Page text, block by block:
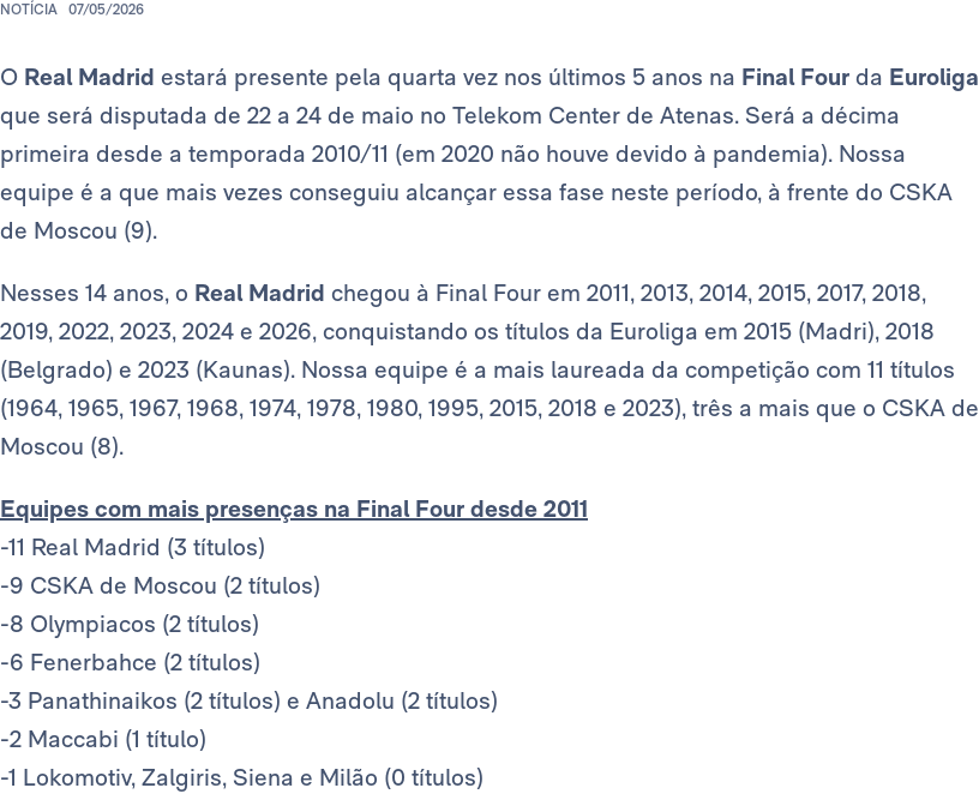
NOTÍCIA 07/05/2026
O Real Madrid estará presente pela quarta vez nos últimos 5 anos na Final Four da Euroliga
que será disputada de 22 a 24 de maio no Telekom Center de Atenas. Será a décima
primeira desde a temporada 2010/11 (em 2020 não houve devido à pandemia). Nossa
equipe é a que mais vezes conseguiu alcançar essa fase neste período, à frente do CSKA
de Moscou (9).
Nesses 14 anos, o Real Madrid chegou à Final Four em 2011, 2013, 2014, 2015, 2017, 2018,
2019, 2022, 2023, 2024 e 2026, conquistando os títulos da Euroliga em 2015 (Madri), 2018
(Belgrado) e 2023 (Kaunas). Nossa equipe é a mais laureada da competição com 11 títulos
(1964, 1965, 1967, 1968, 1974, 1978, 1980, 1995, 2015, 2018 e 2023), três a mais que o CSKA de
Moscou (8).
Equipes com mais presenças na Final Four desde 2011
-11 Real Madrid (3 títulos)
-9 CSKA de Moscou (2 títulos)
-8 Olympiacos (2 títulos)
-6 Fenerbahce (2 títulos)
-3 Panathinaikos (2 títulos) e Anadolu (2 títulos)
-2 Maccabi (1 título)
-1 Lokomotiv, Zalgiris, Siena e Milão (0 títulos)